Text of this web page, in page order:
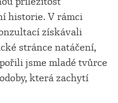
historie. V rámci
získávali
stránce natáčení,
jsme mladé tvůrce
která zachytí